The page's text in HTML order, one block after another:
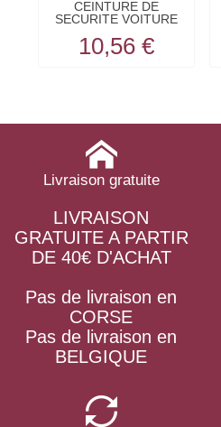
CEINTURE DE
SECURITE VOITURE
10,56 €
Livraison gratuite
LIVRAISON
GRATUITE A PARTIR
DE 40€ D'ACHAT
Pas de livraison en
CORSE
Pas de livraison en
BELGIQUE